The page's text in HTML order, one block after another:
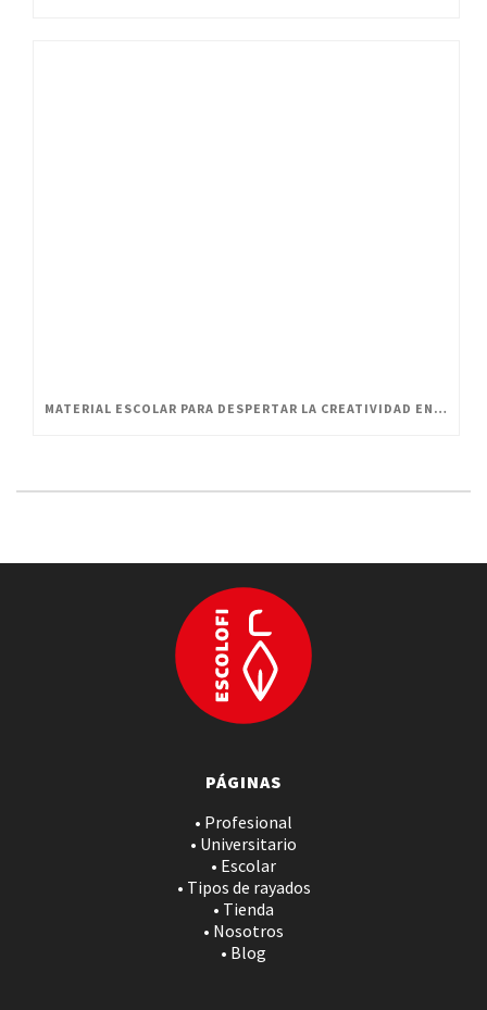
MATERIAL ESCOLAR PARA DESPERTAR LA CREATIVIDAD EN PEQUEÑOS ARTISTAS
PÁGINAS
• Profesional
• Universitario
• Escolar
• Tipos de rayados
• Tienda
• Nosotros
• Blog